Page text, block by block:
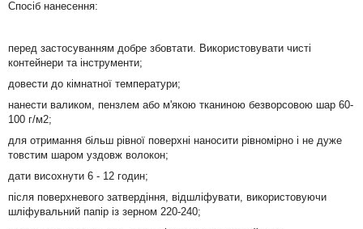
Спосіб нанесення:
перед застосуванням добре збовтати. Використовувати чисті
контейнери та інструменти;
довести до кімнатної температури;
нанести валиком, пензлем або м'якою тканиною безворсовою шар 60-
100 г/м2;
для отримання більш рівної поверхні наносити рівномірно і не дуже
товстим шаром уздовж волокон;
дати висохнути 6 - 12 годин;
після поверхневого затвердіння, відшліфувати, використовуючи
шліфувальний папір із зерном 220-240;